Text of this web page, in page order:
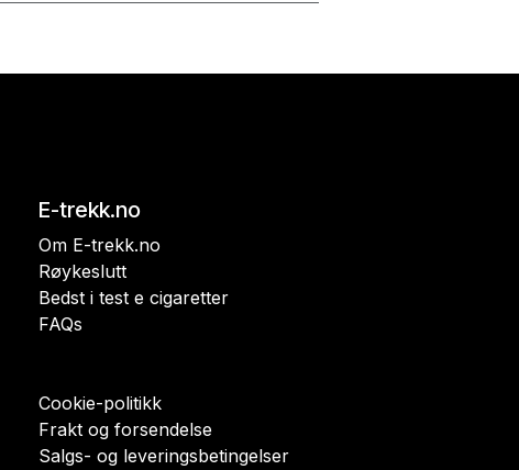
E-trekk.no
Om E-trekk.no
Røykeslutt
Bedst i test e cigaretter
FAQs
Cookie-politikk
Frakt og forsendelse
Salgs- og leveringsbetingelser